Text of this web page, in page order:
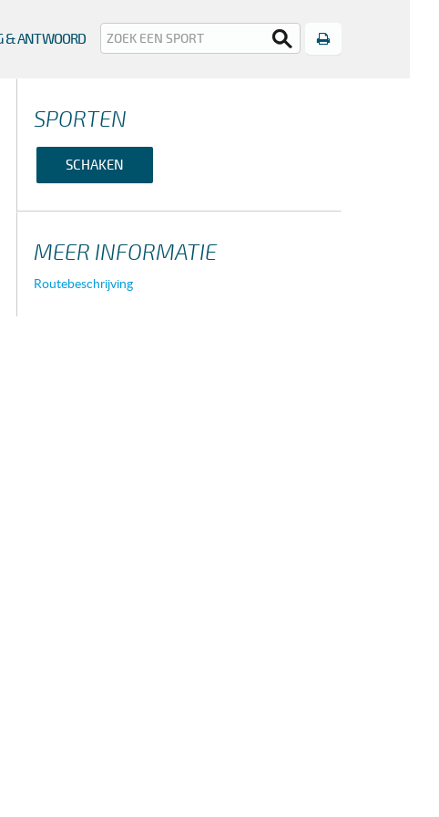
& ANTWOORD Print
SPORTEN
SCHAKEN
MEER INFORMATIE
Routebeschrijving